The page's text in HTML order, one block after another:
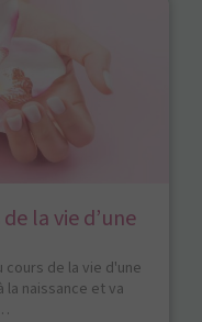
la vie d’une
cours de la vie d'une
naissance et va